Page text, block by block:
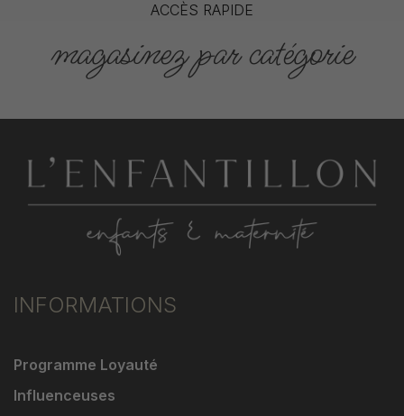
ACCÈS RAPIDE
magasinez par catégorie
INFORMATIONS
Programme Loyauté
Influenceuses